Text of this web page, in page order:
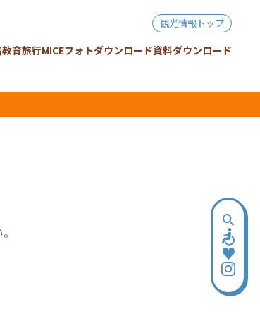
観光情報トップ
教育旅行MICEフォトダウンロード資料ダウンロード